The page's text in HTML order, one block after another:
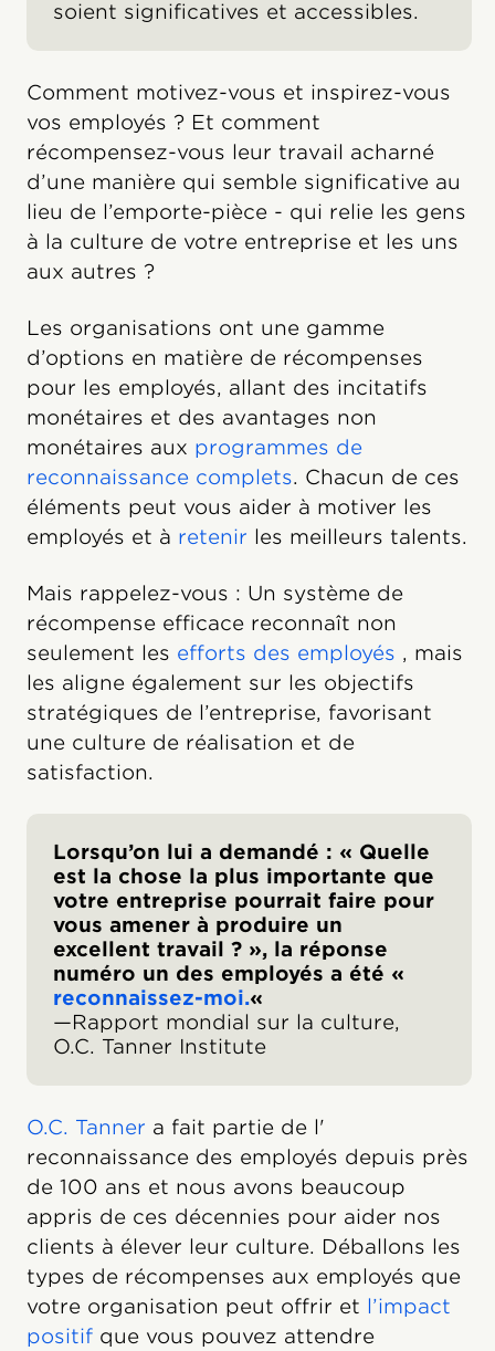
soient significatives et accessibles.
Comment motivez-vous et inspirez-vous
vos employés ? Et comment
récompensez-vous leur travail acharné
d’une manière qui semble significative au
lieu de l’emporte-pièce - qui relie les gens
à la culture de votre entreprise et les uns
aux autres ?
Les organisations ont une gamme
d’options en matière de récompenses
pour les employés, allant des incitatifs
monétaires et des avantages non
monétaires aux programmes de
reconnaissance complets. Chacun de ces
éléments peut vous aider à motiver les
employés et à retenir les meilleurs talents.
Mais rappelez-vous : Un système de
récompense efficace reconnaît non
seulement les efforts des employés , mais
les aligne également sur les objectifs
stratégiques de l’entreprise, favorisant
une culture de réalisation et de
satisfaction.
Lorsqu’on lui a demandé : « Quelle
est la chose la plus importante que
votre entreprise pourrait faire pour
vous amener à produire un
excellent travail ? », la réponse
numéro un des employés a été «
reconnaissez-moi.«
—Rapport mondial sur la culture,
O.C. Tanner Institute
O.C. Tanner a fait partie de l'
reconnaissance des employés depuis près
de 100 ans et nous avons beaucoup
appris de ces décennies pour aider nos
clients à élever leur culture. Déballons les
types de récompenses aux employés que
votre organisation peut offrir et l’impact
positif que vous pouvez attendre